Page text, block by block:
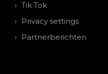
Tik Tok
Privacy settings
Partnerberichten